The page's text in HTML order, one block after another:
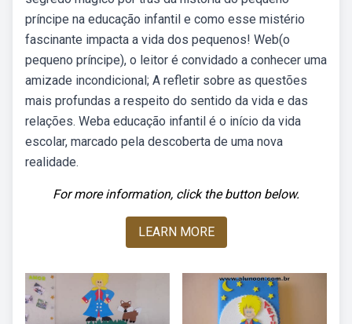
príncipe na educação infantil e como esse mistério
fascinante impacta a vida dos pequenos! Web(o
pequeno príncipe), o leitor é convidado a conhecer uma
amizade incondicional; A refletir sobre as questões
mais profundas a respeito do sentido da vida e das
relações. Weba educação infantil é o início da vida
escolar, marcado pela descoberta de uma nova
realidade.
For more information, click the button below.
LEARN MORE